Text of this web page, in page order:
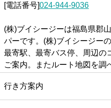
[電話番号]024-944-9036
(株)ブイシージーは福島県郡
パーです。(株)ブイシージー
最寄駅、最寄バス停、周辺の
ご案内。またルート地図を調
行き方案内